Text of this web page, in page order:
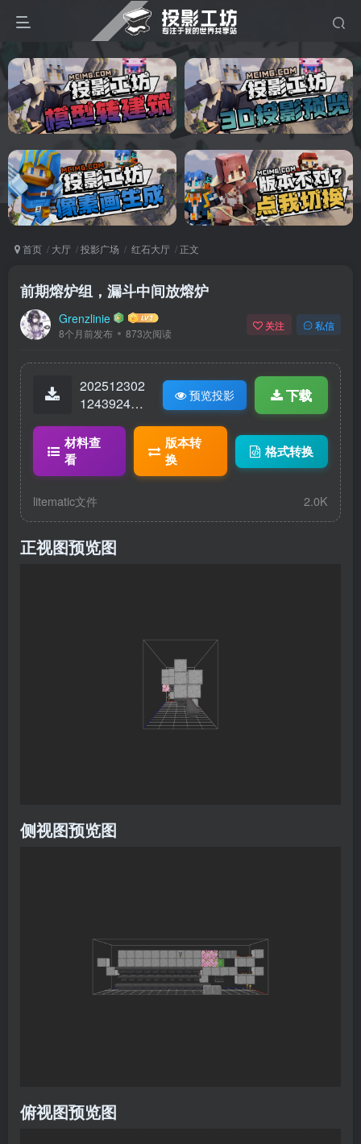
首页 大厅 投影广场 红石大厅 正文
前期熔炉组，漏斗中间放熔炉
Grenzlinie
8个月前发布 873次阅读
关注 私信
202512302
12439246-
熔炉组.lite
预览投影 下载
材料查
看
版本转
换
格式转换
litematic文件 2.0K
正视图预览图
侧视图预览图
俯视图预览图